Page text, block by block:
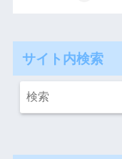
サイト内検索